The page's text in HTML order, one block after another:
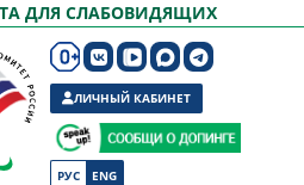
ДЛЯ СЛАБОВИДЯЩИХ
РУС ENG
ЛИЧНЫЙ КАБИНЕТ